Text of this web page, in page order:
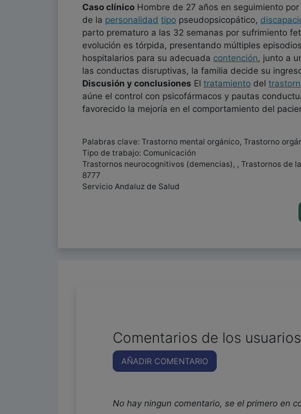
Caso clínico Hombre de 27 años en seguimiento
de la personalidad tipo pseudopsicopático,
parto prematuro a las 32 semanas por sufrimiento
evolución es tórpida, presentando múltiples
hospitalarios para su adecuada contención, junto a
las conductas disruptivas, la familia decide su
Discusión y conclusiones El tratamiento del
aúne el control con psicofármacos y pautas
favorecido la mejoría en el comportamiento del
Palabras clave: Trastorno mental orgánico, Trastorno
Tipo de trabajo: Comunicación
Trastornos neurocognitivos (demencias), , Trastornos de
8777
Servicio Andaluz de Salud
Comentarios de los usuarios
AÑADIR COMENTARIO
No hay ningun comentario, se el primero en